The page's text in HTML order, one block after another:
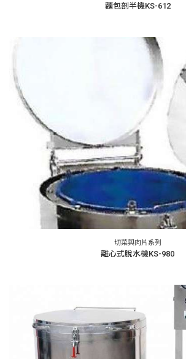
麵包剖半機KS-612
切菜與肉片系列
離心式脫水機KS-980